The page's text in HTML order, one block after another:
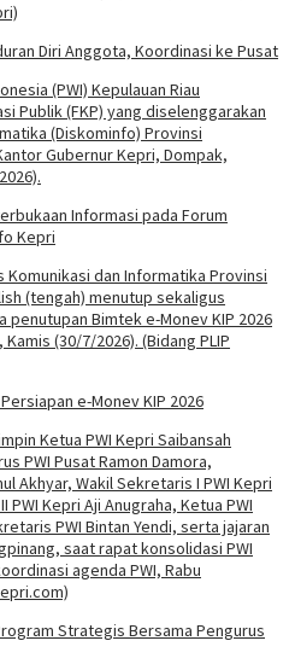
Diri Anggota, Koordinasi ke Pusat
Informasi pada Forum
Kepri
e-Monev KIP 2026
Strategis Bersama Pengurus